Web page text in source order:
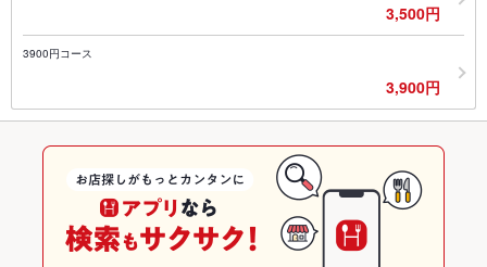
3,500円
3900円コース
3,900円